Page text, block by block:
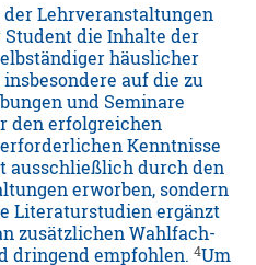
der Lehrveranstaltungen
Student die Inhalte der
häuslicher
auf die zu
und Seminare
den erfolgreichen
Kenntnisse
ausschließlich durch den
erworben, sondern
Literaturstudien ergänzt
zusätzlichen Wahlfach-
dringend empfohlen.4Um